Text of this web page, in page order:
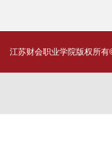
江苏财会职业学院版权所